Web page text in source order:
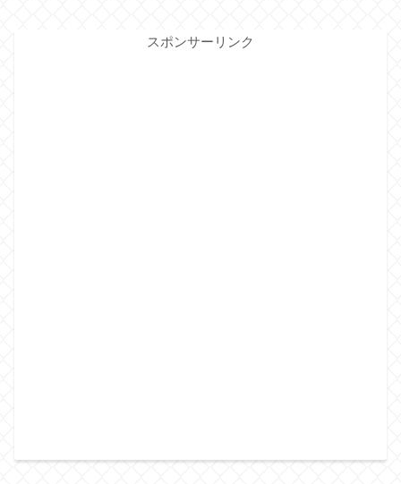
スポンサーリンク